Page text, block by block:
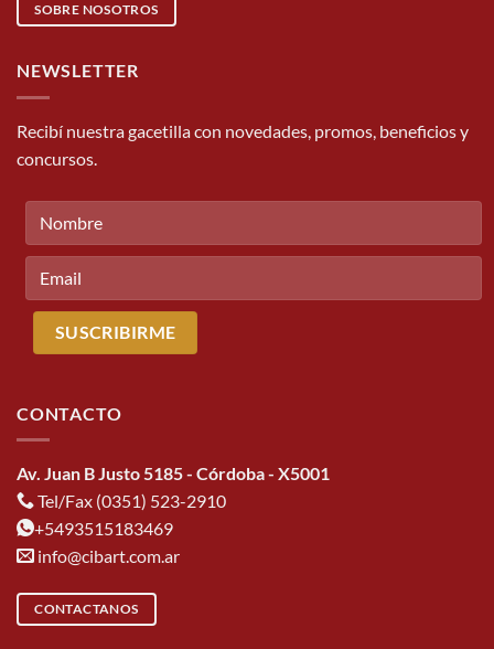
SOBRE NOSOTROS
NEWSLETTER
Recibí nuestra gacetilla con novedades, promos, beneficios y
concursos.
CONTACTO
Av. Juan B Justo 5185 - Córdoba - X5001
Tel/Fax (0351) 523-2910
+5493515183469
info@cibart.com.ar
CONTACTANOS